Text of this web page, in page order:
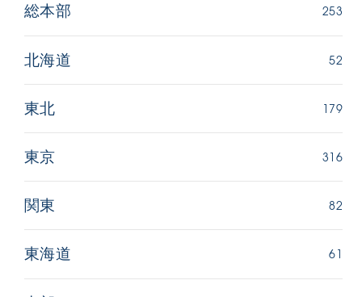
総本部 253
北海道 52
東北 179
東京 316
関東 82
東海道 61